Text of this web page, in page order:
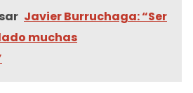
Javier Burruchaga: “Ser
muchas